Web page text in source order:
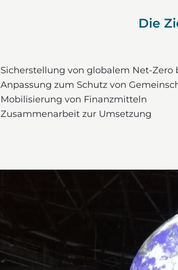
Die
Sicherstellung von globalem Net-Zero
Anpassung zum Schutz von
Mobilisierung von Finanzmitteln
Zusammenarbeit zur Umsetzung